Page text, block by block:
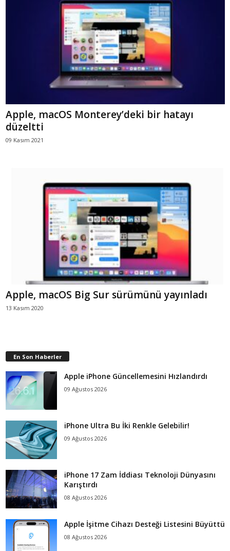
Apple, macOS Monterey’deki bir hatayı
düzeltti
09 Kasım 2021
Apple, macOS Big Sur sürümünü yayınladı
13 Kasım 2020
En Son Haberler
Apple iPhone Güncellemesini Hızlandırdı
09 Ağustos 2026
iPhone Ultra Bu İki Renkle Gelebilir!
09 Ağustos 2026
iPhone 17 Zam İddiası Teknoloji Dünyasını
Karıştırdı
08 Ağustos 2026
Apple İşitme Cihazı Desteği Listesini Büyüttü
08 Ağustos 2026